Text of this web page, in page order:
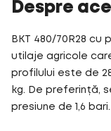
Despre
BKT 480/70R28
utilaje agricole
profilului este de
kg. De preferință,
presiune de 1,6 bari.